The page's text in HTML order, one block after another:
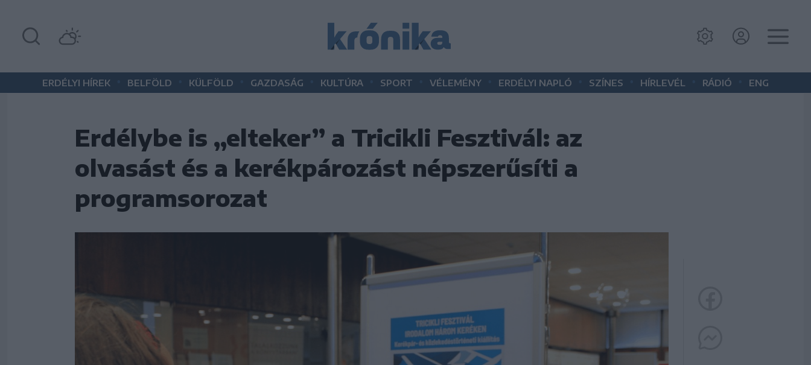
ERDÉLYI HÍREK BELFÖLD KÜLFÖLD GAZDASÁG KULTÚRA SPORT VÉLEMÉNY ERDÉLYI NAPLÓ SZÍNES HÍRLEVÉL RÁDIÓ ENG
Erdélybe is „elteker” a Tricikli Fesztivál: az
olvasást és a kerékpározást népszerűsíti a
programsorozat